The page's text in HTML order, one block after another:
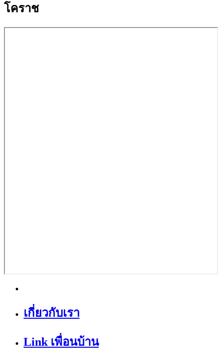
โคราช
เกี่ยวกับเรา
Link เพื่อนบ้าน